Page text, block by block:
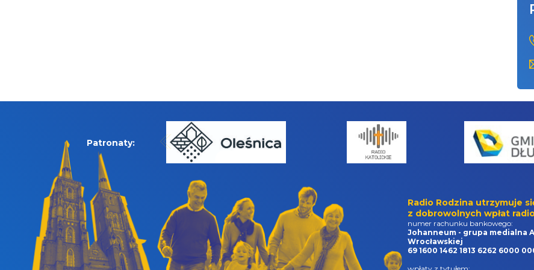
Patronaty:
Radio Rodzina utrzymuje
z dobrowolnych wpłat
numer rachunku bankowego:
Johanneum - grupa medialna
Wrocławskiej
69 1600 1462 1813 6262 6000